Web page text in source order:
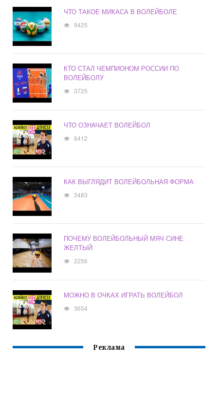
ЧТО ТАКОЕ МИКАСА В ВОЛЕЙБОЛЕ
9425
КТО СТАЛ ЧЕМПИОНОМ РОССИИ ПО
ВОЛЕЙБОЛУ
3725
ЧТО ОЗНАЧАЕТ ВОЛЕЙБОЛ
6412
КАК ВЫГЛЯДИТ ВОЛЕЙБОЛЬНАЯ ФОРМА
3483
ПОЧЕМУ ВОЛЕЙБОЛЬНЫЙ МЯЧ СИНЕ
ЖЕЛТЫЙ
2256
МОЖНО В ОЧКАХ ИГРАТЬ ВОЛЕЙБОЛ
3654
Реклама